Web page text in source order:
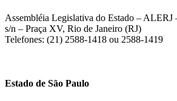
Assembléia Legislativa do Estado – ALERJ
s/n – Praça XV, Rio de Janeiro (RJ)
Telefones: (21) 2588-1418 ou 2588-1419
Estado de São Paulo